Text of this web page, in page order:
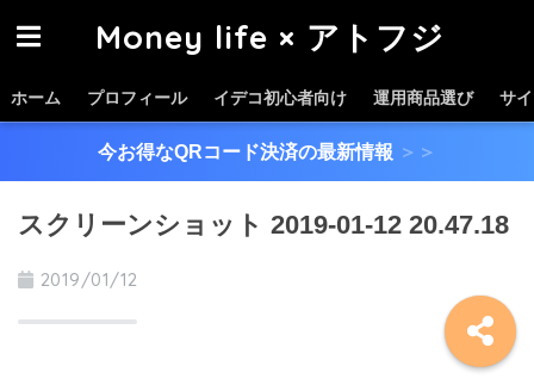
Money life × アトフジ
ホーム プロフィール イデコ初心者向け 運用商品選び サ
今お得なQRコード決済の最新情報 ＞＞
スクリーンショット 2019-01-12 20.47.18
2019/01/12